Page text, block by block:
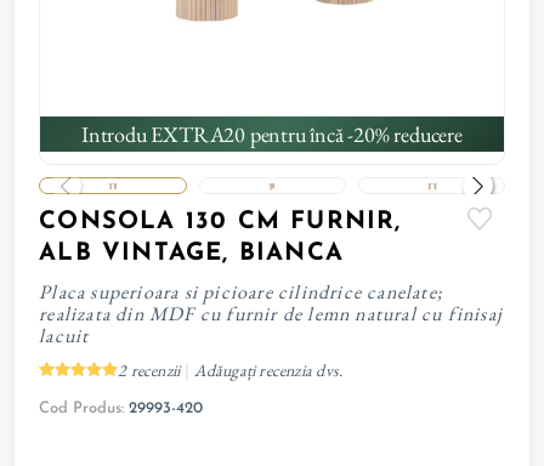
Introdu EXTRA20 pentru încă -20% reducere
CONSOLA 130 CM FURNIR,
ALB VINTAGE, BIANCA
Placa superioara si picioare cilindrice canelate;
realizata din MDF cu furnir de lemn natural cu finisaj
lacuit
2 recenzii Adăugați recenzia dvs.
Cod Produs: 29993-420